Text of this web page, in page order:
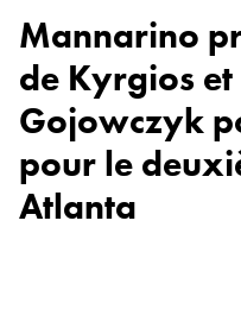
Mannarino
de Kyrgios
Gojowczyk
pour le
Atlanta